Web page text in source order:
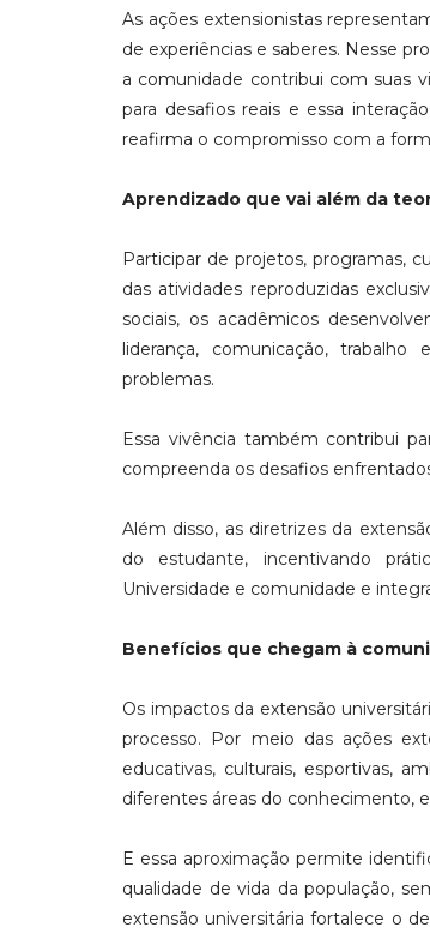
As ações extensionistas
de experiências e saberes. Nesse
a comunidade contribui com suas
para desafios reais e essa
reafirma o compromisso com a
Aprendizado que vai além da
Participar de projetos, programas,
das atividades reproduzidas
sociais, os acadêmicos
liderança, comunicação,
problemas.
Essa vivência também contribui
compreenda os desafios
Além disso, as diretrizes da
do estudante, incentivando
Universidade e comunidade e
Benefícios que chegam à
Os impactos da extensão
processo. Por meio das ações
educativas, culturais, esportivas,
diferentes áreas do conhecimento,
E essa aproximação permite
qualidade de vida da população,
extensão universitária fortalece o